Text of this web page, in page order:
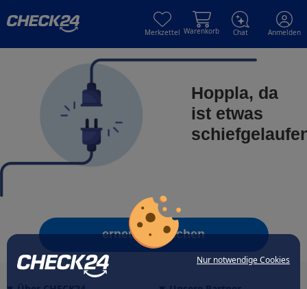
Nur notwendige Cookies
Merkzettel Warenkorb Chat Anmelden
Hoppla, da
ist etwas
erneut versuchen